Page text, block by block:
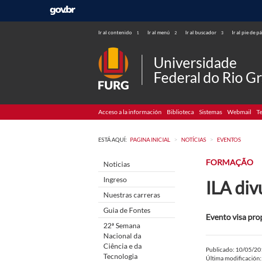
Ir al contenido 1 Ir al menú 2 Ir al buscador 3 Ir al pie de
Universidade
Federal do Rio
Acceso a la información Biblioteca Sistemas Webmail
ESTÁ AQUÍ: PAGINA INICIAL > NOTÍCIAS > EVENTOS
Noticias
Ingreso
Nuestras carreras
Guia de Fontes
22ª Semana
Nacional da
Ciência e da
Tecnologia
FORMAÇÃO
ILA
Evento visa
Publicado: 10/05/
Última